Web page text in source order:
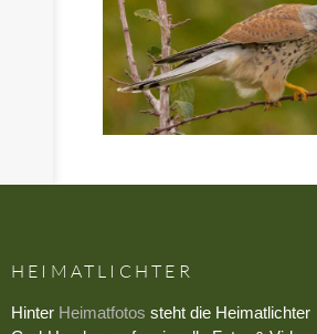
HEIMATLICHTER
Hinter Heimatfotos steht die Heimatlichter